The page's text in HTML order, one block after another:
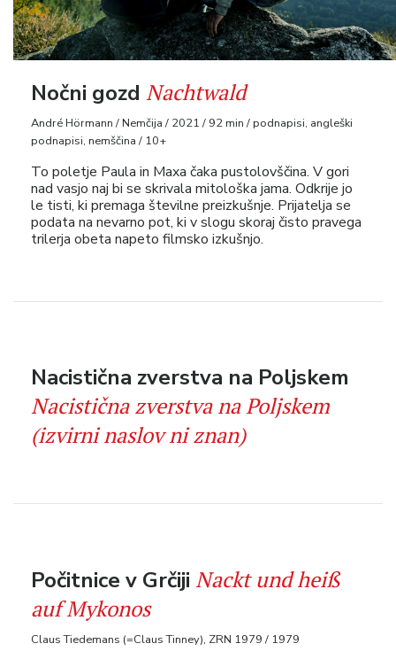
Nočni gozd Nachtwald
André Hörmann / Nemčija / 2021 / 92 min / podnapisi, angleški
podnapisi, nemščina / 10+
To poletje Paula in Maxa čaka pustolovščina. V gori
nad vasjo naj bi se skrivala mitološka jama. Odkrije jo
le tisti, ki premaga številne preizkušnje. Prijatelja se
podata na nevarno pot, ki v slogu skoraj čisto pravega
trilerja obeta napeto filmsko izkušnjo.
Nacistična zverstva na Poljskem
Nacistična zverstva na Poljskem
(izvirni naslov ni znan)
Počitnice v Grčiji Nackt und heiß
auf Mykonos
Claus Tiedemans (=Claus Tinney), ZRN 1979 / 1979